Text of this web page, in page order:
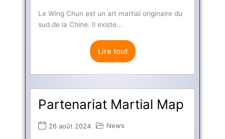
Le Wing Chun est un art martial originaire du
sud de la Chine. Il existe...
Lire tout
Partenariat Martial Map
26 août 2024 News